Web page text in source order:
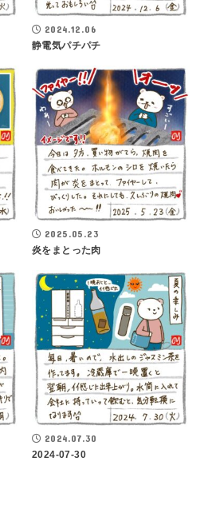
2024.12.06
静電気パチパチ
2025.05.23
炎をまとった肉
2024.07.30
2024-07-30